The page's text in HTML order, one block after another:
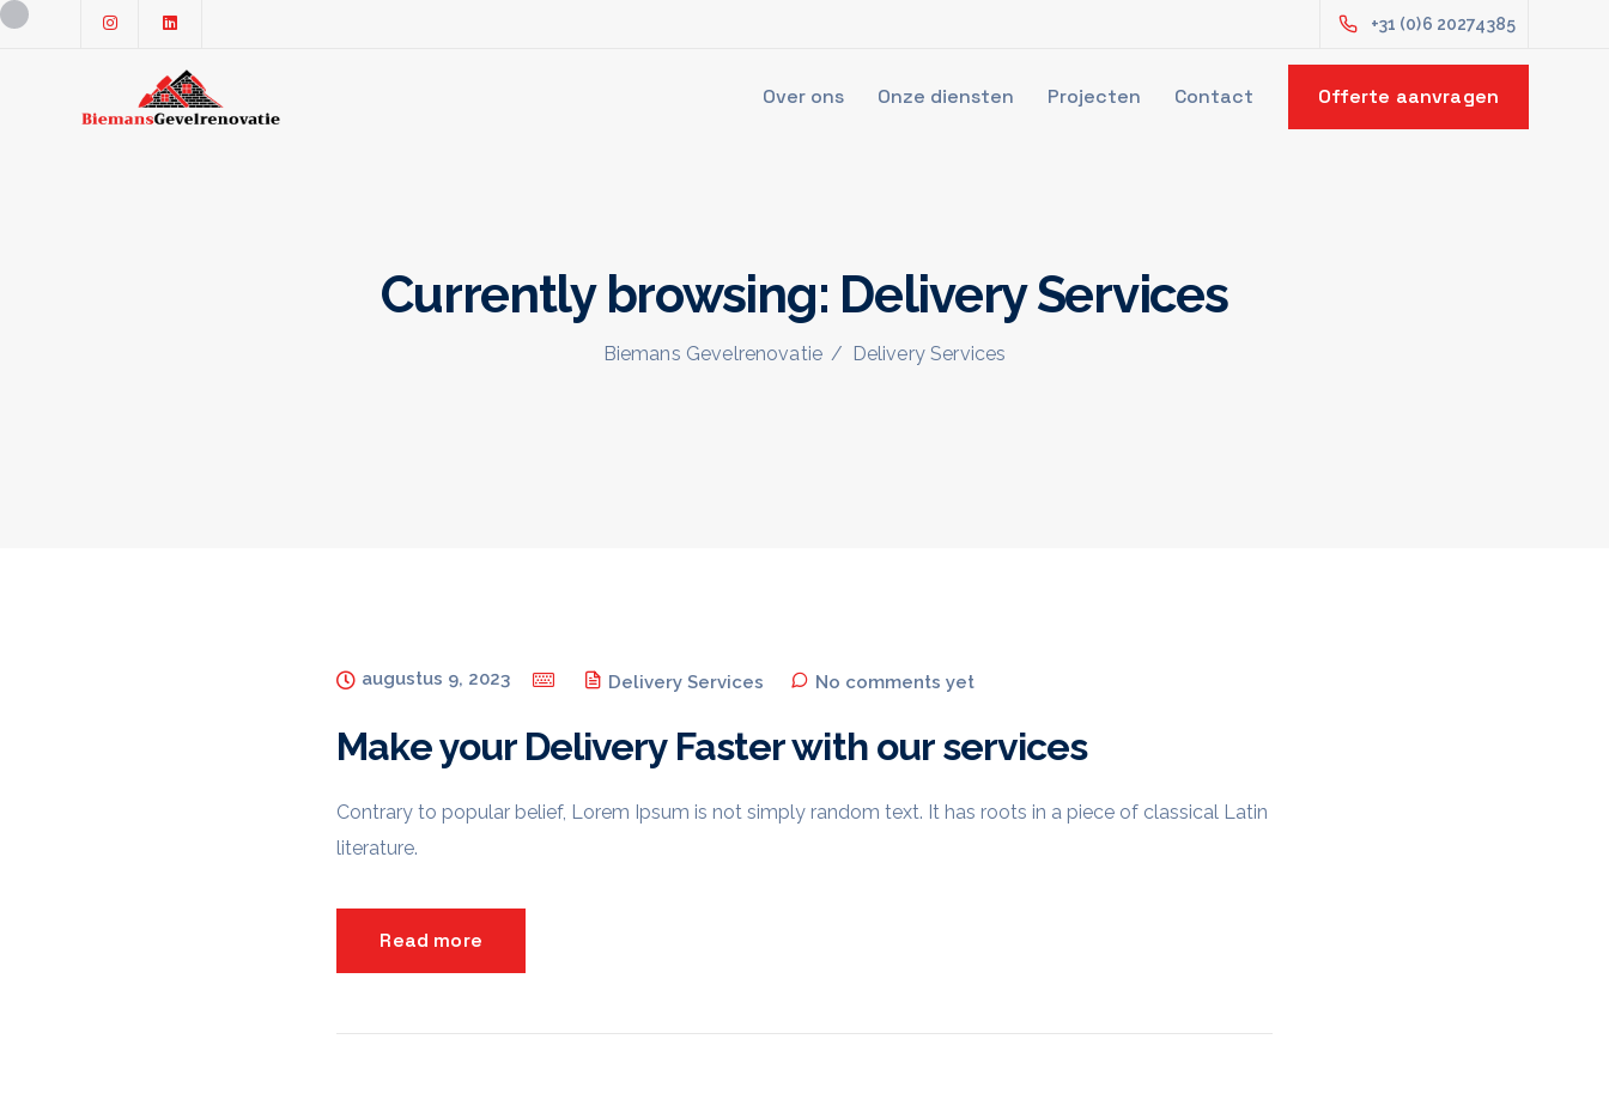
+31 (0)6 20274385
Over ons Onze diensten Projecten Contact Offerte aanvragen
Currently browsing: Delivery Services
Biemans Gevelrenovatie / Delivery Services
augustus 9, 2023 Delivery Services No comments yet
Make your Delivery Faster with our services
Contrary to popular belief, Lorem Ipsum is not simply random text. It has roots in a piece of classical Latin
literature.
Read more